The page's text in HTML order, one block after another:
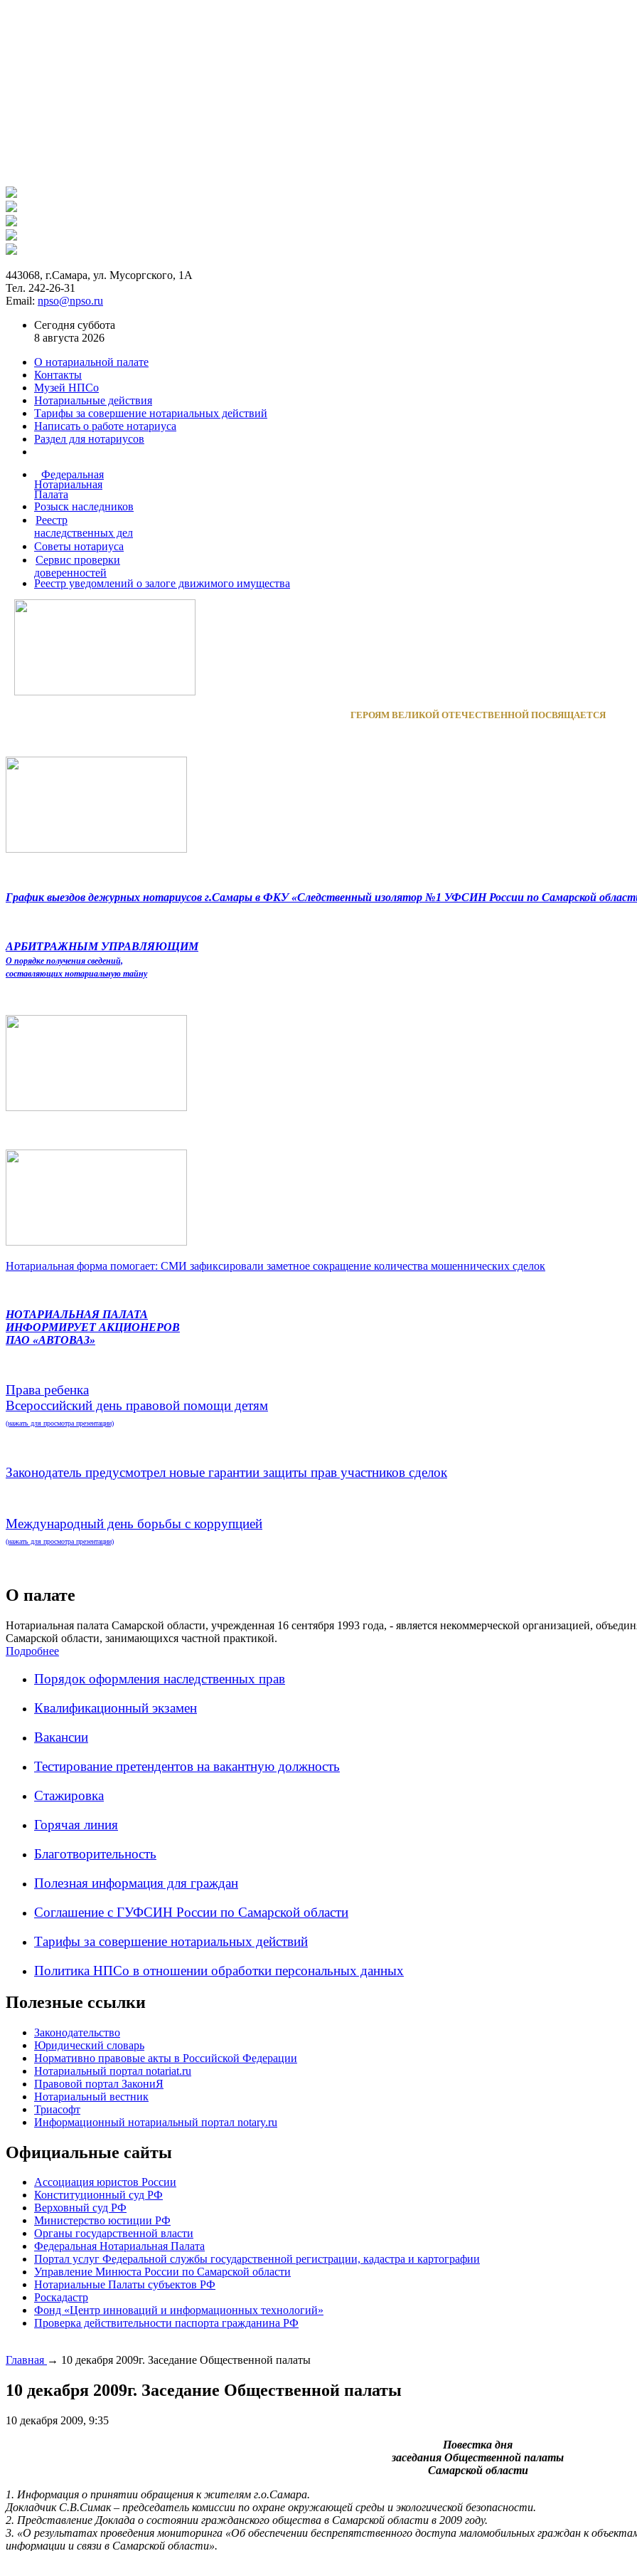
443068, г.Самара, ул. Мусоргского, 1А
Тел. 242-26-31
Email: npso@npso.ru
Сегодня суббота
8 августа 2026
О нотариальной палате
Контакты
Музей НПСо
Нотариальные действия
Тарифы за совершение нотариальных действий
Написать о работе нотариуса
Раздел для нотариусов
Федеральная
Нотариальная
Палата
Розыск наследников
Реестр
наследственных дел
Советы нотариуса
Сервис проверки
доверенностей
Реестр уведомлений о залоге движимого имущества
ГЕРОЯМ ВЕЛИКОЙ ОТЕЧЕСТВЕННОЙ ПОСВЯЩАЕТСЯ
График выездов дежурных нотариусов г.Самары в ФКУ «Следственный изолятор №1 УФСИН России по Самарской
АРБИТРАЖНЫМ УПРАВЛЯЮЩИМ
О порядке получения сведений,
составляющих нотариальную тайну
Нотариальная форма помогает: СМИ зафиксировали заметное сокращение количества мошеннических сделок
НОТАРИАЛЬНАЯ ПАЛАТА
ИНФОРМИРУЕТ АКЦИОНЕРОВ
ПАО «АВТОВАЗ»
Права ребенка
Всероссийский день правовой помощи детям
(нажать для просмотра презентации)
Законодатель предусмотрел новые гарантии защиты прав участников сделок
Международный день борьбы с коррупцией
(нажать для просмотра презентации)
О палате
Нотариальная палата Самарской области, учрежденная 16 сентября 1993 года, - является некоммерческой организацией,
Самарской области, занимающихся частной практикой.
Подробнее
Порядок оформления наследственных прав
Квалификационный экзамен
Вакансии
Тестирование претендентов на вакантную должность
Стажировка
Горячая линия
Благотворительность
Полезная информация для граждан
Соглашение с ГУФСИН России по Самарской области
Тарифы за совершение нотариальных действий
Политика НПСо в отношении обработки персональных данных
Полезные ссылки
Законодательство
Юридический словарь
Нормативно правовые акты в Российской Федерации
Нотариальный портал notariat.ru
Правовой портал ЗакониЯ
Нотариальный вестник
Триасофт
Информационный нотариальный портал notary.ru
Официальные сайты
Ассоциация юристов России
Конституционный суд РФ
Верховный суд РФ
Министерство юстиции РФ
Органы государственной власти
Федеральная Нотариальная Палата
Портал услуг Федеральной службы государственной регистрации, кадастра и картографии
Управление Минюста России по Самарской области
Нотариальные Палаты субъектов РФ
Роскадастр
Фонд «Центр инноваций и информационных технологий»
Проверка действительности паспорта гражданина РФ
Главная → 10 декабря 2009г. Заседание Общественной палаты
10 декабря 2009г. Заседание Общественной палаты
10 декабря 2009, 9:35
Повестка дня
заседания Общественной палаты
Самарской области
1. Информация о принятии обращения к жителям г.о.Самара.
Докладчик С.В.Симак – председатель комиссии по охране окружающей среды и экологической безопасности.
2. Представление Доклада о состоянии гражданского общества в Самарской области в 2009 году.
3. «О результатах проведения мониторинга «Об обеспечении беспрепятственного доступа маломобильных граждан к
информации и связи в Самарской области».